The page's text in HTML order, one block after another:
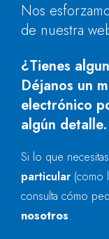
Nos
de nuestra
¿Tienes
Déjanos un
electrónico
algún detalle.
Si lo que
particular (como
consulta cómo
nosotros.